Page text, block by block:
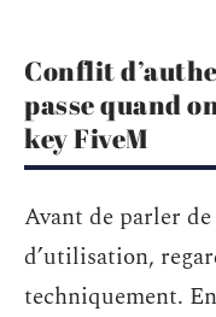
Conflit
passe quand
key FiveM
Avant de parler
d’utilisation,
techniquement.